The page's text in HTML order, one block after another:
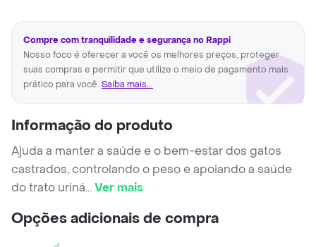
Compre com tranquilidade e segurança no Rappi
Nosso foco é oferecer a você os melhores preços, proteger
suas compras e permitir que utilize o meio de pagamento mais
prático para você. Saiba mais...
Informação do produto
Ajuda a manter a saúde e o bem-estar dos gatos
castrados, controlando o peso e apoiando a saúde
do trato uriná...Ver mais
Opções adicionais de compra